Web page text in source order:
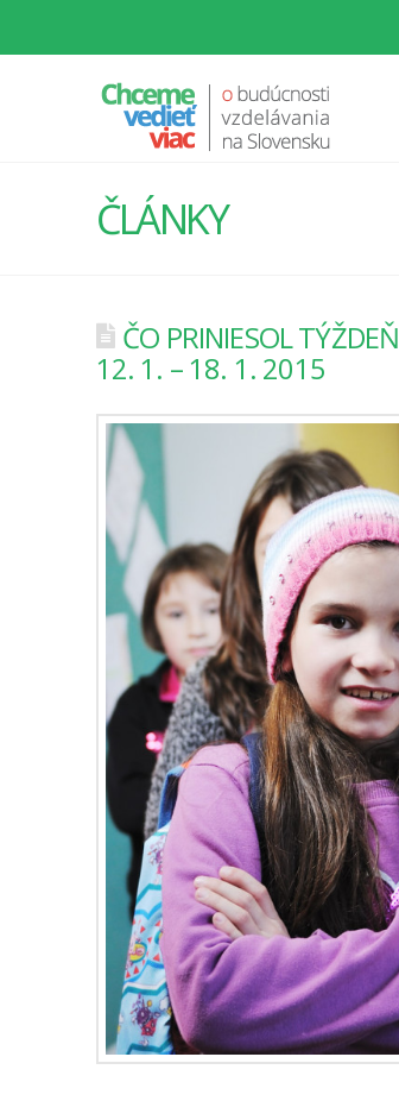
ČLÁNKY
ČO PRINIESOL TÝŽDEŇ
12. 1. – 18. 1. 2015